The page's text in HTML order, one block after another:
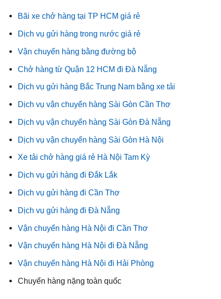
Bãi xe chở hàng tại TP HCM giá rẻ
Dịch vụ gửi hàng trong nước giá rẻ
Vận chuyển hàng bằng đường bộ
Chở hàng từ Quận 12 HCM đi Đà Nẵng
Dịch vụ gửi hàng Bắc Trung Nam bằng xe tải
Dịch vụ vận chuyển hàng Sài Gòn Cần Thơ
Dịch vụ vận chuyển hàng Sài Gòn Đà Nẵng
Dịch vụ vận chuyển hàng Sài Gòn Hà Nội
Xe tải chở hàng giá rẻ Hà Nội Tam Kỳ
Dịch vụ gửi hàng đi Đắk Lắk
Dịch vụ gửi hàng đi Cần Thơ
Dịch vụ gửi hàng đi Đà Nẵng
Vận chuyển hàng Hà Nội đi Cần Thơ
Vận chuyển hàng Hà Nội đi Đà Nẵng
Vận chuyển hàng Hà Nội đi Hải Phòng
Chuyển hàng nặng toàn quốc